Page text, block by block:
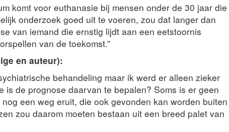
komt voor euthanasie bij mensen onder de 30 jaar die
onderzoek goed uit te voeren, zou dat langer dan
van iemand die ernstig lijdt aan een eetstoornis
van de toekomst.”
en auteur):
behandeling maar ik werd er alleen zieker
is de prognose daarvan te bepalen? Soms is er geen
een weg eruit, die ook gevonden kan worden buiten
zou daarom moeten bestaan uit een breed palet van